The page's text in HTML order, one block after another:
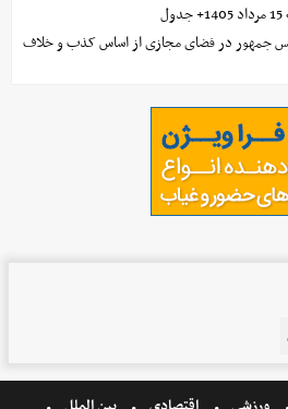
جمهور در فضای مجازی از اساس کذب و خلاف